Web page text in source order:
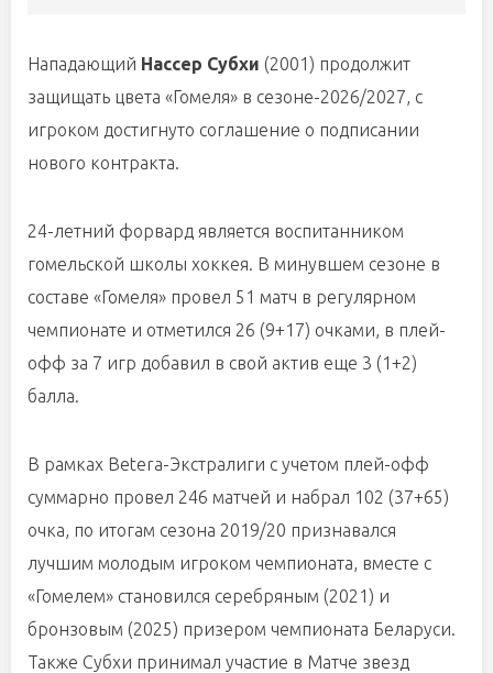
Нападающий Нассер Субхи (2001) продолжит
защищать цвета «Гомеля» в сезоне-2026/2027, с
игроком достигнуто соглашение о подписании
нового контракта.
24-летний форвард является воспитанником
гомельской школы хоккея. В минувшем сезоне в
составе «Гомеля» провел 51 матч в регулярном
чемпионате и отметился 26 (9+17) очками, в плей-
офф за 7 игр добавил в свой актив еще 3 (1+2)
балла.
В рамках Betera-Экстралиги с учетом плей-офф
суммарно провел 246 матчей и набрал 102 (37+65)
очка, по итогам сезона 2019/20 признавался
лучшим молодым игроком чемпионата, вместе с
«Гомелем» становился серебряным (2021) и
бронзовым (2025) призером чемпионата Беларуси.
Также Субхи принимал участие в Матче звезд